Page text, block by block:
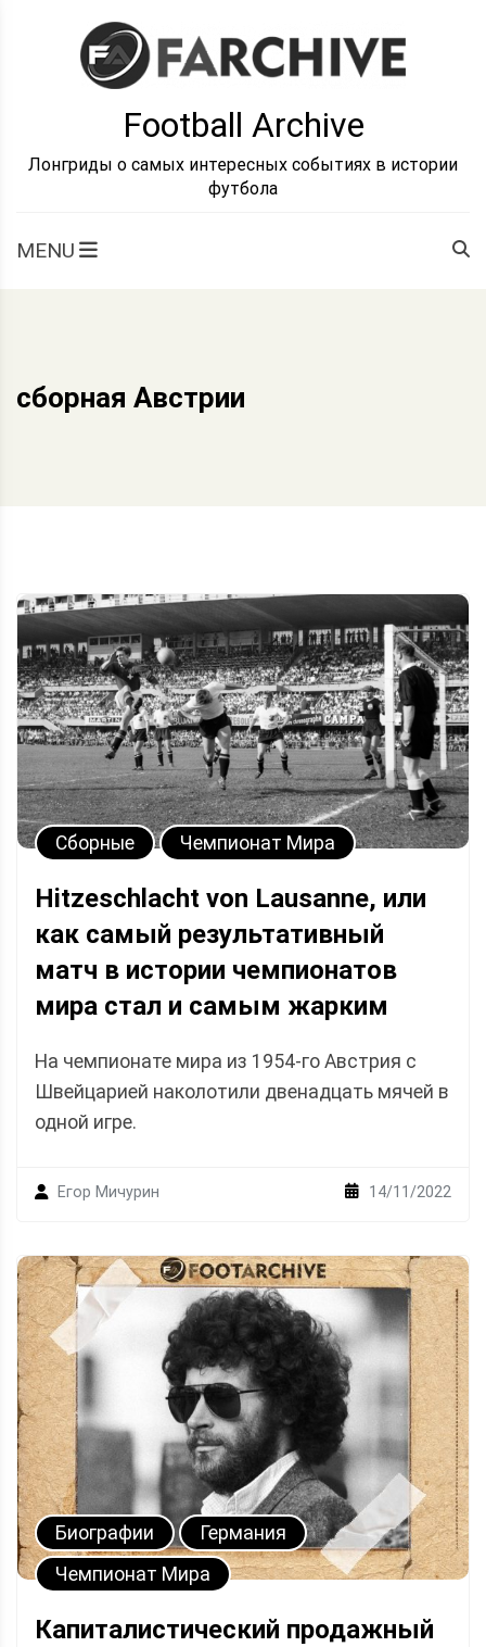
Football Archive
Лонгриды о самых интересных событиях в истории
футбола
MENU
сборная Австрии
Сборные Чемпионат Мира
Hitzeschlacht von Lausanne, или
как самый результативный
матч в истории чемпионатов
мира стал и самым жарким
На чемпионате мира из 1954-го Австрия с
Швейцарией наколотили двенадцать мячей в
одной игре.
Егор Мичурин 14/11/2022
Биографии
Германия
Чемпионат Мира
Капиталистический продажный